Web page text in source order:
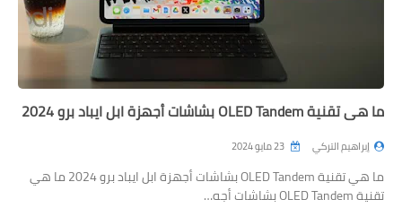
ما هي تقنية OLED Tandem بشاشات أجهزة ابل ايباد برو 2024
إبراهيم التركي
ما هي تقنية OLED Tandem بشاشات أجهزة ابل ايباد برو 2024 ما هي
تقنية OLED Tandem بشاشات أجه…